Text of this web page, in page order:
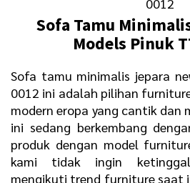
Sofa Tamu
Models Pinuk
Sofa tamu minimalis jepara
0012 ini adalah pilihan
modern eropa yang cantik dan
ini sedang berkembang
produk dengan model
kami tidak ingin
mengikuti trend furniture saat